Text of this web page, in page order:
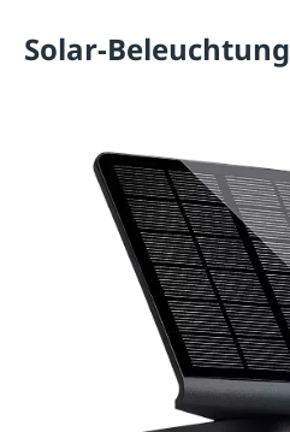
Solar-Beleuchtung